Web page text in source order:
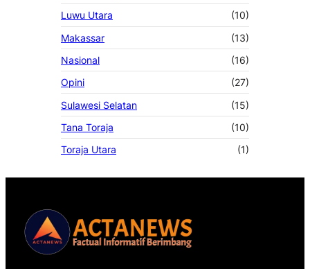
Luwu Utara
(10)
Makassar
(13)
Nasional
(16)
Opini
(27)
Sulawesi Selatan
(15)
Tana Toraja
(10)
Toraja Utara
(1)